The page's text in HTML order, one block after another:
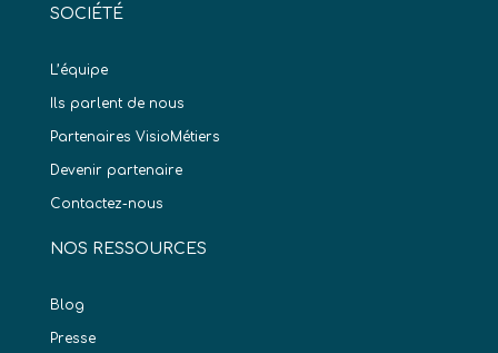
SOCIÉTÉ
L’équipe
Ils parlent de nous
Partenaires VisioMétiers
Devenir partenaire
Contactez-nous
NOS RESSOURCES
Blog
Presse